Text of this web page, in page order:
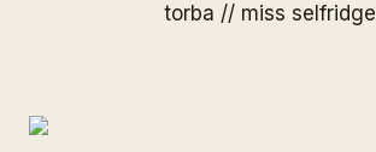
torba // miss selfridge